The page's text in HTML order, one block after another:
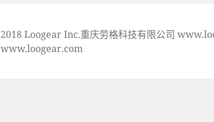
2018 Loogear Inc.重庆劳格科技有限公司
www.loogear.com